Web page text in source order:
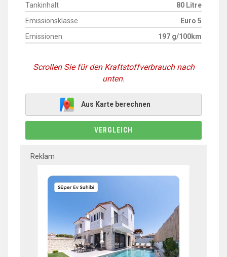
80 Litre
Tankinhalt
Euro 5
Emissionsklasse
197 g/100km
Emissionen
Scrollen Sie für den Kraftstoffverbrauch nach
unten.
Aus Karte berechnen
VERGLEICH
Reklam